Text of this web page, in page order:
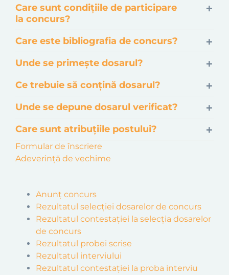
Care sunt condițiile de participare
la concurs?
Care este bibliografia de concurs?
Unde se primește dosarul?
Ce trebuie să conțină dosarul?
Unde se depune dosarul verificat?
Care sunt atribuțiile postului?
Formular de înscriere
Adeverință de vechime
Anunț concurs
Rezultatul selecției dosarelor de concurs
Rezultatul contestației la selecția dosarelor
de concurs
Rezultatul probei scrise
Rezultatul interviului
Rezultatul contestației la proba interviu